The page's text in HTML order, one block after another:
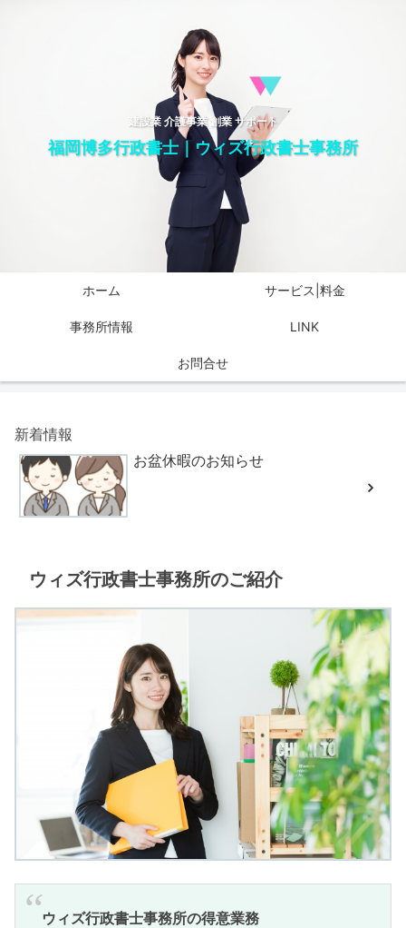
建設業 介護事業 創業 サポート
福岡博多行政書士｜ウィズ行政書士事務所
ホーム サービス|料金
事務所情報 LINK
お問合せ
新着情報
お盆休暇のお知らせ
ウィズ行政書士事務所のご紹介
ウィズ行政書士事務所の得意業務